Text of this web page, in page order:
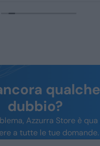
qualche
dubbio?
Azzurra Store è
a tutte le tue domande.